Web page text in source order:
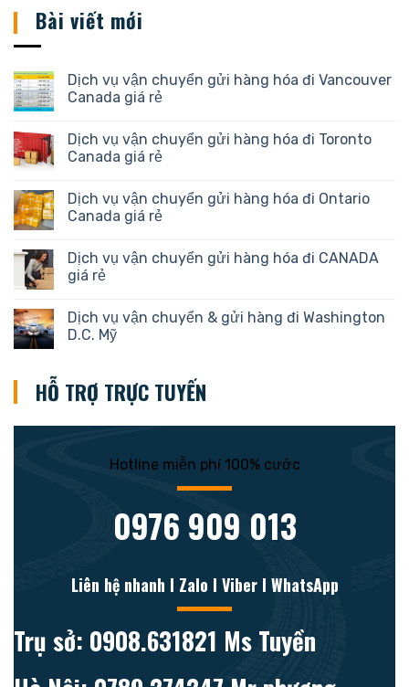
Bài viết mới
Dịch vụ vận chuyển gửi hàng hóa đi Vancouver
Canada giá rẻ
Dịch vụ vận chuyển gửi hàng hóa đi Toronto
Canada giá rẻ
Dịch vụ vận chuyển gửi hàng hóa đi Ontario
Canada giá rẻ
Dịch vụ vận chuyển gửi hàng hóa đi CANADA
giá rẻ
Dịch vụ vận chuyển & gửi hàng đi Washington
D.C. Mỹ
HỖ TRỢ TRỰC TUYẾN
Hotline miễn phí 100% cước
0976 909 013
Liên hệ nhanh l Zalo l Viber l WhatsApp
Trụ sở: 0908.631821 Ms Tuyền